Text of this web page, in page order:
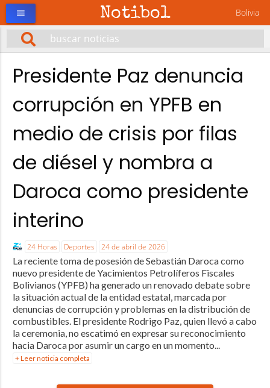
Notibol Bolivia
menu
Presidente Paz denuncia
corrupción en YPFB en
medio de crisis por filas
de diésel y nombra a
Daroca como presidente
interino
24 Horas Deportes 24 de abril de 2026
La reciente toma de posesión de Sebastián Daroca como
nuevo presidente de Yacimientos Petrolíferos Fiscales
Bolivianos (YPFB) ha generado un renovado debate sobre
la situación actual de la entidad estatal, marcada por
denuncias de corrupción y problemas en la distribución de
combustibles. El presidente Rodrigo Paz, quien llevó a cabo
la ceremonia, no escatimó en expresar su reconocimiento
hacia Daroca por asumir un cargo en un momento...
+ Leer noticia completa